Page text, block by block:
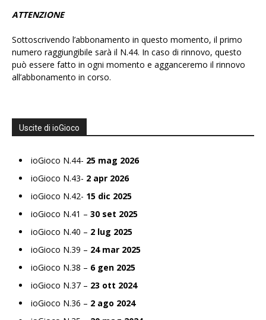
ATTENZIONE
Sottoscrivendo l’abbonamento in questo momento, il primo
numero raggiungibile sarà il N.44. In caso di rinnovo, questo
può essere fatto in ogni momento e agganceremo il rinnovo
all’abbonamento in corso.
Uscite di ioGioco
ioGioco N.44- 25 mag 2026
ioGioco N.43- 2 apr 2026
ioGioco N.42- 15 dic 2025
ioGioco N.41 – 30 set 2025
ioGioco N.40 – 2 lug 2025
ioGioco N.39 – 24 mar 2025
ioGioco N.38 – 6 gen 2025
ioGioco N.37 – 23 ott 2024
ioGioco N.36 – 2 ago 2024